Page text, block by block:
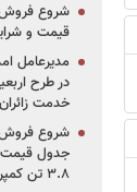
قیمت و
خدمت
جدول قیمت
۳.۸ تن کمپرسی